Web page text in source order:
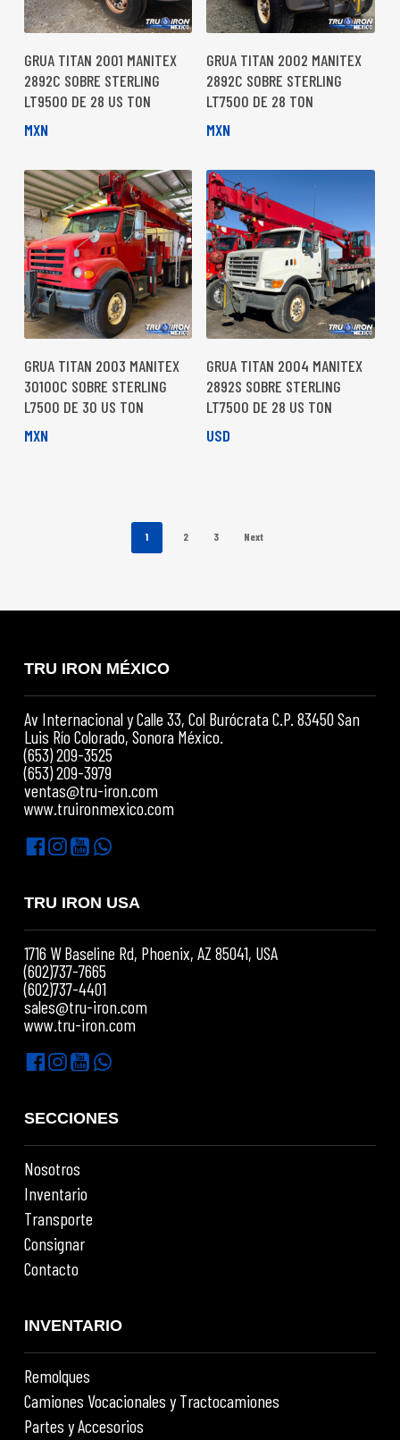
GRUA TITAN 2001 MANITEX
2892C SOBRE STERLING
LT9500 DE 28 US TON
MXN
GRUA TITAN 2002 MANITEX
2892C SOBRE STERLING
LT7500 DE 28 TON
MXN
GRUA TITAN 2003 MANITEX
30100C SOBRE STERLING
L7500 DE 30 US TON
MXN
GRUA TITAN 2004 MANITEX
2892S SOBRE STERLING
LT7500 DE 28 US TON
USD
1 2 3 Next
TRU IRON MÉXICO
Av Internacional y Calle 33, Col Burócrata C.P. 83450 San
Luis Río Colorado, Sonora México.
(653) 209-3525
(653) 209-3979
ventas@tru-iron.com
www.truironmexico.com
TRU IRON USA
1716 W Baseline Rd, Phoenix, AZ 85041, USA
(602)737-7665
(602)737-4401
sales@tru-iron.com
www.tru-iron.com
SECCIONES
Nosotros
Inventario
Transporte
Consignar
Contacto
INVENTARIO
Remolques
Camiones Vocacionales y Tractocamiones
Partes y Accesorios